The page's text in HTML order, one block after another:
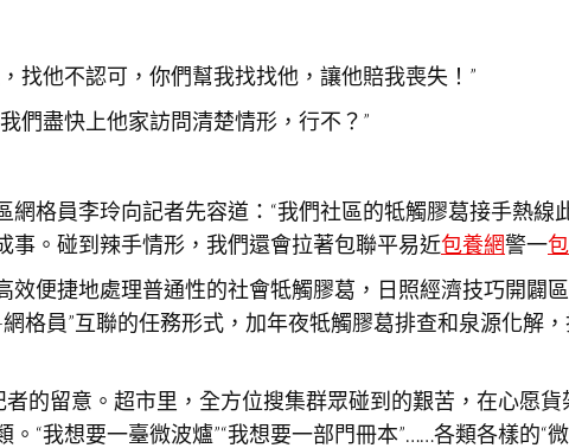
找他不認可，你們幫我找找他，讓他賠我喪失！”
們盡快上他家訪問清楚情形，行不？”
格員李玲向記者先容道：“我們社區的牴觸膠葛接手熱線
。碰到辣手情形，我們還會拉著包聯平易近包養網警一
便捷地處理普通性的社會牴觸膠葛，日照經濟技巧開闢
格員”互聯的任務形式，加年夜牴觸膠葛排查和泉源化解
的留意。超市里，全方位搜集群眾碰到的艱苦，在心愿
“我想要一臺微波爐”“我想要一部門冊本”……各類各樣的“